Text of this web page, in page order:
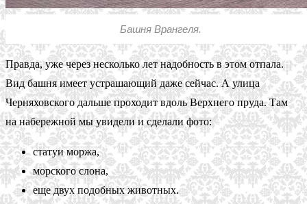
Башня Врангеля.
Правда, уже через несколько лет надобность в этом отпала.
Вид башня имеет устрашающий даже сейчас. А улица
Черняховского дальше проходит вдоль Верхнего пруда. Там
на набережной мы увидели и сделали фото:
статуи моржа,
морского слона,
еще двух подобных животных.